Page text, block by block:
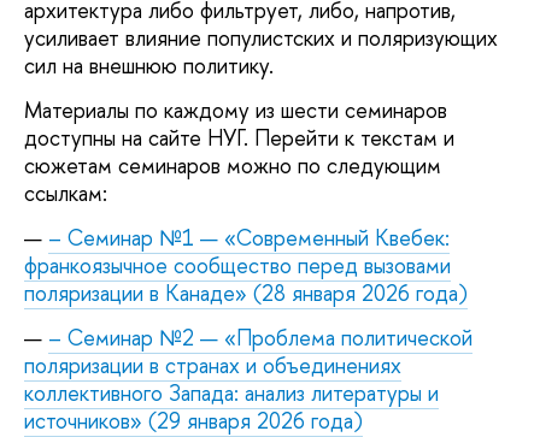
архитектура либо фильтрует, либо, напротив,
усиливает влияние популистских и поляризующих
сил на внешнюю политику.
Материалы по каждому из шести семинаров
доступны на сайте НУГ. Перейти к текстам и
сюжетам семинаров можно по следующим
ссылкам:
– Семинар №1 — «Современный Квебек:
франкоязычное сообщество перед вызовами
поляризации в Канаде» (28 января 2026 года)
– Семинар №2 — «Проблема политической
поляризации в странах и объединениях
коллективного Запада: анализ литературы и
источников» (29 января 2026 года)